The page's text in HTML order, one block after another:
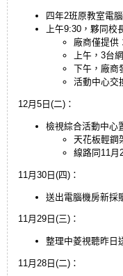
四年2班原教室電
上午9:30，夥同
廠商僅提供
上午，3台
下午，廠商
活動中心交
12月5日(二)：
檢視綜合活動中心
天花板輕鋼
線路同11月
11月30日(四)：
送出電腦機房新採
11月29日(三)：
整理中菱視聽昨日
11月28日(二)：